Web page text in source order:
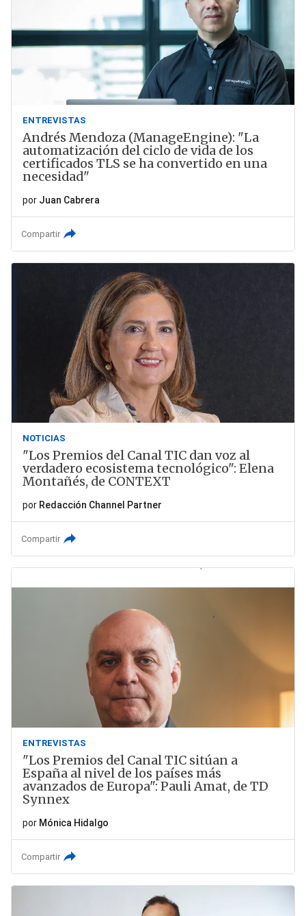
ENTREVISTAS
Andrés Mendoza (ManageEngine): "La
automatización del ciclo de vida de los
certificados TLS se ha convertido en una
necesidad"
por Juan Cabrera
Compartir
NOTICIAS
"Los Premios del Canal TIC dan voz al
verdadero ecosistema tecnológico": Elena
Montañés, de CONTEXT
por Redacción Channel Partner
Compartir
ENTREVISTAS
"Los Premios del Canal TIC sitúan a
España al nivel de los países más
avanzados de Europa": Pauli Amat, de TD
Synnex
por Mónica Hidalgo
Compartir